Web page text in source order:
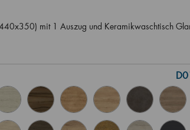
mit 1 Auszug und Keramikwaschtisch